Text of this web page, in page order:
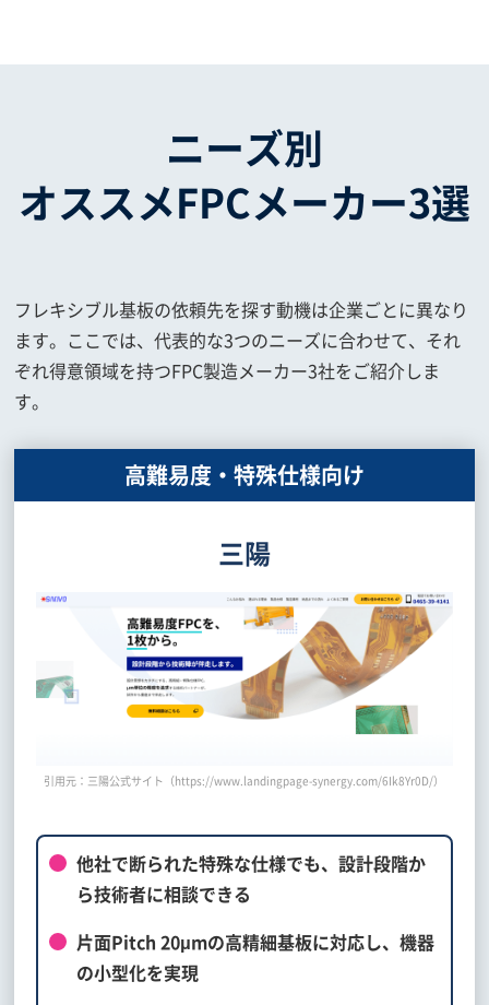
ニーズ別
オススメFPCメーカー3選
フレキシブル基板の依頼先を探す動機は企業ごとに異なり
ます。ここでは、代表的な3つのニーズに合わせて、それ
ぞれ得意領域を持つFPC製造メーカー3社をご紹介しま
す。
高難易度・特殊仕様向け
三陽
引用元：三陽公式サイト（https://www.landingpage-synergy.com/6Ik8Yr0D/）
他社で断られた特殊な仕様でも、設計段階か
ら技術者に相談できる
片面Pitch 20μmの高精細基板に対応し、機器
の小型化を実現